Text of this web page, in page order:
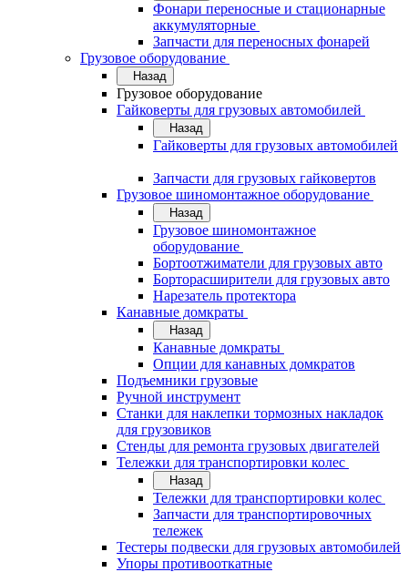
Фонари переносные и стационарные
аккумуляторные
Запчасти для переносных фонарей
Грузовое оборудование
Назад
Грузовое оборудование
Гайковерты для грузовых автомобилей
Назад
Гайковерты для грузовых автомобилей
Запчасти для грузовых гайковертов
Грузовое шиномонтажное оборудование
Назад
Грузовое шиномонтажное
оборудование
Бортоотжиматели для грузовых авто
Борторасширители для грузовых авто
Нарезатель протектора
Канавные домкраты
Назад
Канавные домкраты
Опции для канавных домкратов
Подъемники грузовые
Ручной инструмент
Станки для наклепки тормозных накладок
для грузовиков
Стенды для ремонта грузовых двигателей
Тележки для транспортировки колес
Назад
Тележки для транспортировки колес
Запчасти для транспортировочных
тележек
Тестеры подвески для грузовых автомобилей
Упоры противооткатные